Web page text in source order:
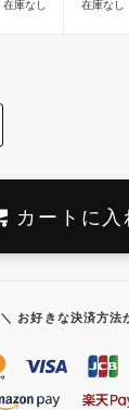
在庫なし
在庫なし
カートに入
＼ お好きな決済方法